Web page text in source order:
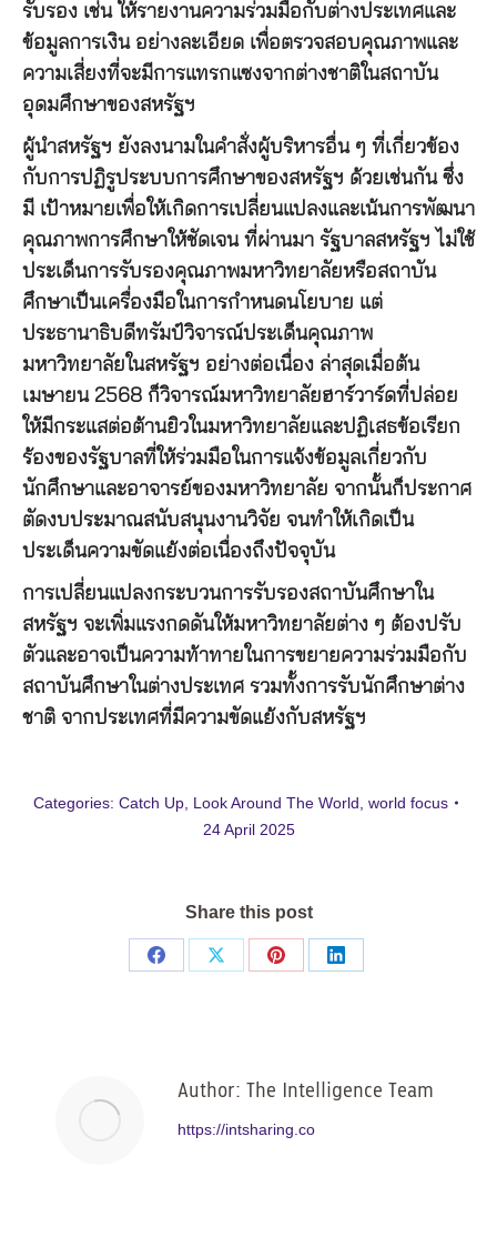
รับรอง เช่น ให้รายงานความร่วมมือกับต่างประเทศและ
ข้อมูลการเงิน อย่างละเอียด เพื่อตรวจสอบคุณภาพและ
ความเสี่ยงที่จะมีการแทรกแซงจากต่างชาติในสถาบัน
อุดมศึกษาของสหรัฐฯ
ผู้นำสหรัฐฯ ยังลงนามในคำสั่งผู้บริหารอื่น ๆ ที่เกี่ยวข้อง
กับการปฏิรูประบบการศึกษาของสหรัฐฯ ด้วยเช่นกัน ซึ่ง
มี เป้าหมายเพื่อให้เกิดการเปลี่ยนแปลงและเน้นการพัฒนา
คุณภาพการศึกษาให้ชัดเจน ที่ผ่านมา รัฐบาลสหรัฐฯ ไม่ใช้
ประเด็นการรับรองคุณภาพมหาวิทยาลัยหรือสถาบัน
ศึกษาเป็นเครื่องมือในการกำหนดนโยบาย แต่
ประธานาธิบดีทรัมป์วิจารณ์ประเด็นคุณภาพ
มหาวิทยาลัยในสหรัฐฯ อย่างต่อเนื่อง ล่าสุดเมื่อต้น
เมษายน 2568 ก็วิจารณ์มหาวิทยาลัยฮาร์วาร์ดที่ปล่อย
ให้มีกระแสต่อต้านยิวในมหาวิทยาลัยและปฏิเสธข้อเรียก
ร้องของรัฐบาลที่ให้ร่วมมือในการแจ้งข้อมูลเกี่ยวกับ
นักศึกษาและอาจารย์ของมหาวิทยาลัย จากนั้นก็ประกาศ
ตัดงบประมาณสนับสนุนงานวิจัย จนทำให้เกิดเป็น
ประเด็นความขัดแย้งต่อเนื่องถึงปัจจุบัน
การเปลี่ยนแปลงกระบวนการรับรองสถาบันศึกษาใน
สหรัฐฯ จะเพิ่มแรงกดดันให้มหาวิทยาลัยต่าง ๆ ต้องปรับ
ตัวและอาจเป็นความท้าทายในการขยายความร่วมมือกับ
สถาบันศึกษาในต่างประเทศ รวมทั้งการรับนักศึกษาต่าง
ชาติ จากประเทศที่มีความขัดแย้งกับสหรัฐฯ
Categories: Catch Up, Look Around The World world focus
24 April 2025
Share this post
Share
Share
Share
Share
Author: The Intelligence Team
https://intsharing.co